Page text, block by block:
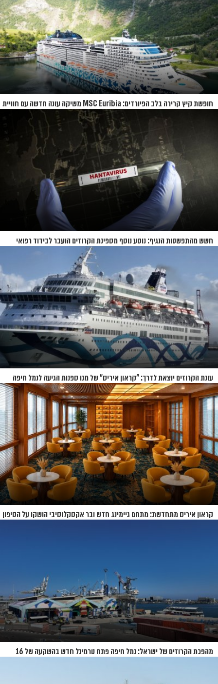
חופשת קיץ קרירה בלב הפיורדים: MSC Euribia משיקה עונה חדשה עם חוויית
חשש מהתפשטות הנגיף: נוסע נוסף מספינת הקרוזים הועבר לבידוד רפואי
עונת הקרוזים יוצאת לדרך: "קראון איריס" של מנו ספנות הגיעה לנמל חיפה
קראון איריס מתחדשת: מתחם גיימינג חדש ובר אקסקלוסיבי הושקו על הסיפון
מהפכת הקרוזים של ישראל: נמל חיפה פתח טרמינל חדש בהשקעה של 16